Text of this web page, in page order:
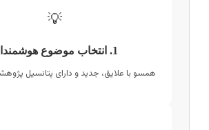
همسو با علایق، جدید و دارای پتانسیل پژوهشی و